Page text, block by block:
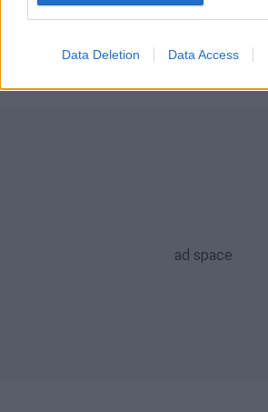
Data Deletion Data Access
ειδήσεις τώρα
Ναταλία
νοσοκομείο
J2US